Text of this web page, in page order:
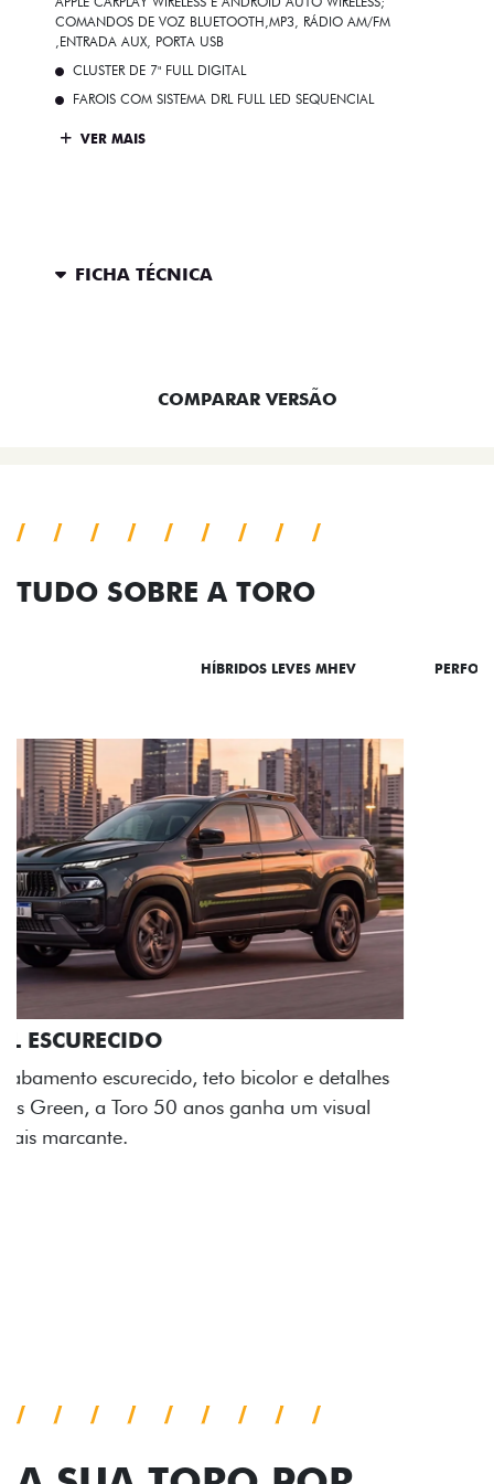
COMANDOS DE VOZ BLUETOOTH,MP3, RÁDIO AM/FM
,ENTRADA AUX, PORTA USB
CLUSTER DE 7" FULL DIGITAL
FAROIS COM SISTEMA DRL FULL LED SEQUENCIAL
VER MAIS
FICHA TÉCNICA
COMPARAR VERSÃO
TUDO SOBRE A TORO
HÍBRIDOS LEVES MHEV
ADESIVOS ESTILIZADOS
Os adesivos aplicados no capô e nas laterais
reforçam a identidade única dessa edição para lá de
comemorativa.
TODOS OS ÂNGULOS